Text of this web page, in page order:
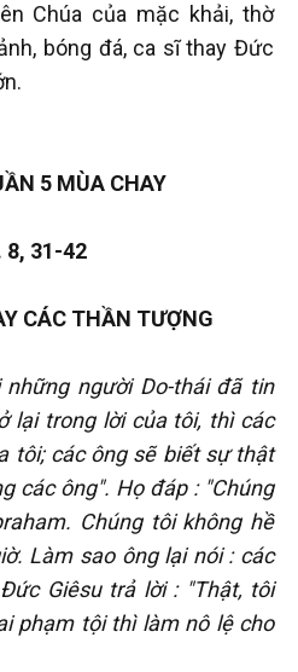
Chúa của mặc khải, thờ
bóng đá, ca sĩ thay Đức
5 MÙA CHAY
8, 31-42
CÁC THẦN TƯỢNG
những người Do-thái đã tin
lại trong lời của tôi, thì các
tôi; các ông sẽ biết sự thật
các ông". Họ đáp : "Chúng
Chúng tôi không hề
Làm sao ông lại nói : các
Giêsu trả lời : "Thật, tôi
phạm tội thì làm nô lệ cho